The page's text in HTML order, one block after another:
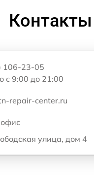
Контакты
106-23-05
с 9:00 до 21:00
repair-center.ru
улица, дом 4